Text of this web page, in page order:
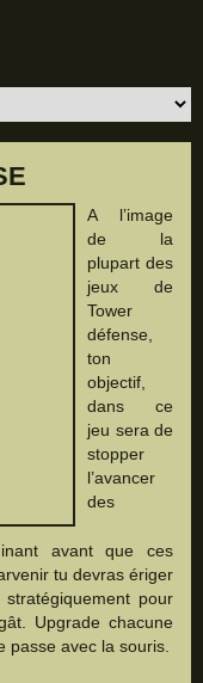
A l’image
de la
plupart des
jeux de
Tower
défense,
ton
objectif,
dans ce
jeu sera de
stopper
l’avancer
des
avant que ces
tu devras ériger
pour
Upgrade chacune
passe avec la souris.